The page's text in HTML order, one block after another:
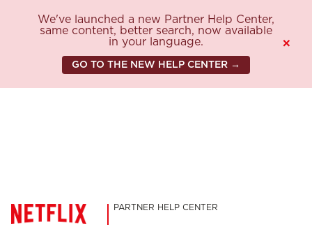
We've launched a new Partner Help Center,
same content, better search, now available
in your language.
GO TO THE NEW HELP CENTER →
×
PARTNER HELP CENTER